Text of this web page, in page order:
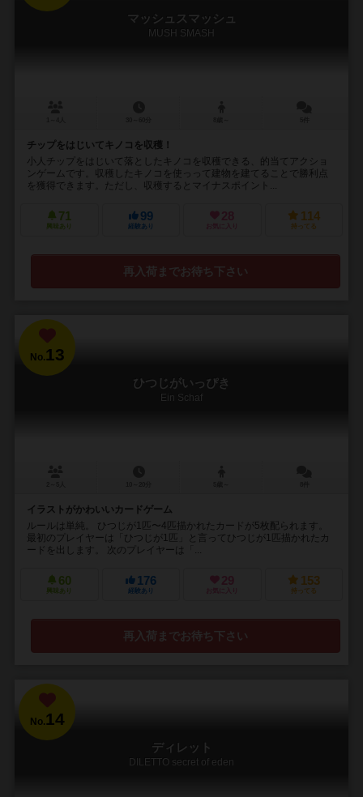
マッシュスマッシュ
MUSH SMASH
チップをはじいてキノコを収穫！
小人チップをはじいて落としたキノコを収穫できる、的当てアクショ
ンゲームです。収穫したキノコを使っって建物を建てることで勝利点
を獲得できます。ただし、収穫するとマイナスポイント...
71
興味あり
99
経験あり
28
お気に入り
114
持ってる
再入荷までお待ち下さい
No.13
ひつじがいっぴき
Ein Schaf
イラストがかわいいカードゲーム
ルールは単純。 ひつじが1匹〜4匹描かれたカードが5枚配られます。
最初のプレイヤーは「ひつじが1匹」と言ってひつじが1匹描かれたカ
ードを出します。 次のプレイヤーは「...
60
興味あり
176
経験あり
29
お気に入り
153
持ってる
再入荷までお待ち下さい
No.14
ディレット
DILETTO secret of eden